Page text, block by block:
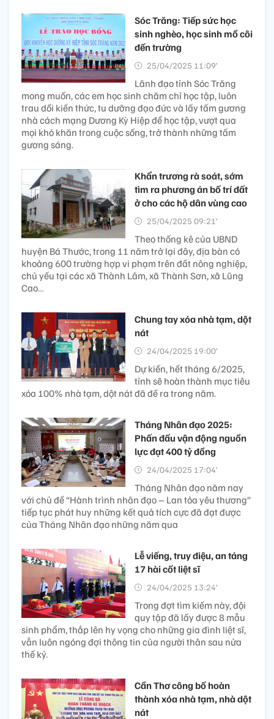
Sóc Trăng: Tiếp sức học
sinh nghèo, học sinh mồ côi
đến trường
25/04/2025 11:09’
Lãnh đạo tỉnh Sóc Trăng
mong muốn, các em học sinh chăm chỉ học tập, luôn
trau dồi kiến thức, tu dưỡng đạo đức và lấy tấm gương
nhà cách mạng Dương Kỳ Hiệp để học tập, vượt qua
mọi khó khăn trong cuộc sống, trở thành những tấm
gương sáng.
Khẩn trương rà soát, sớm
tìm ra phương án bố trí đất
ở cho các hộ dân vùng cao
25/04/2025 09:21’
Theo thống kê của UBND
huyện Bá Thước, trong 11 năm trở lại đây, địa bàn có
khoảng 600 trường hợp vi phạm trên đất nông nghiệp,
chủ yếu tại các xã Thành Lâm, xã Thành Sơn, xã Lũng
Cao…
Chung tay xóa nhà tạm, dột
nát
24/04/2025 19:00’
Dự kiến, hết tháng 6/2025,
tỉnh sẽ hoàn thành mục tiêu
xóa 100% nhà tạm, dột nát đã đề ra trong năm.
Tháng Nhân đạo 2025:
Phấn đấu vận động nguồn
lực đạt 400 tỷ đồng
24/04/2025 17:04’
Tháng Nhân đạo năm nay
với chủ đề “Hành trình nhân đạo – Lan tỏa yêu thương”
tiếp tục phát huy những kết quả tích cực đã đạt được
của Tháng Nhân đạo những năm qua
Lễ viếng, truy điệu, an táng
17 hài cốt liệt sĩ
24/04/2025 13:24’
Trong đợt tìm kiếm này, đội
quy tập đã lấy được 8 mẫu
sinh phẩm, thắp lên hy vọng cho những gia đình liệt sĩ,
vẫn luôn ngóng đợi thông tin của người thân sau nửa
thế kỷ.
Cần Thơ công bố hoàn
thành xóa nhà tạm, nhà dột
nát